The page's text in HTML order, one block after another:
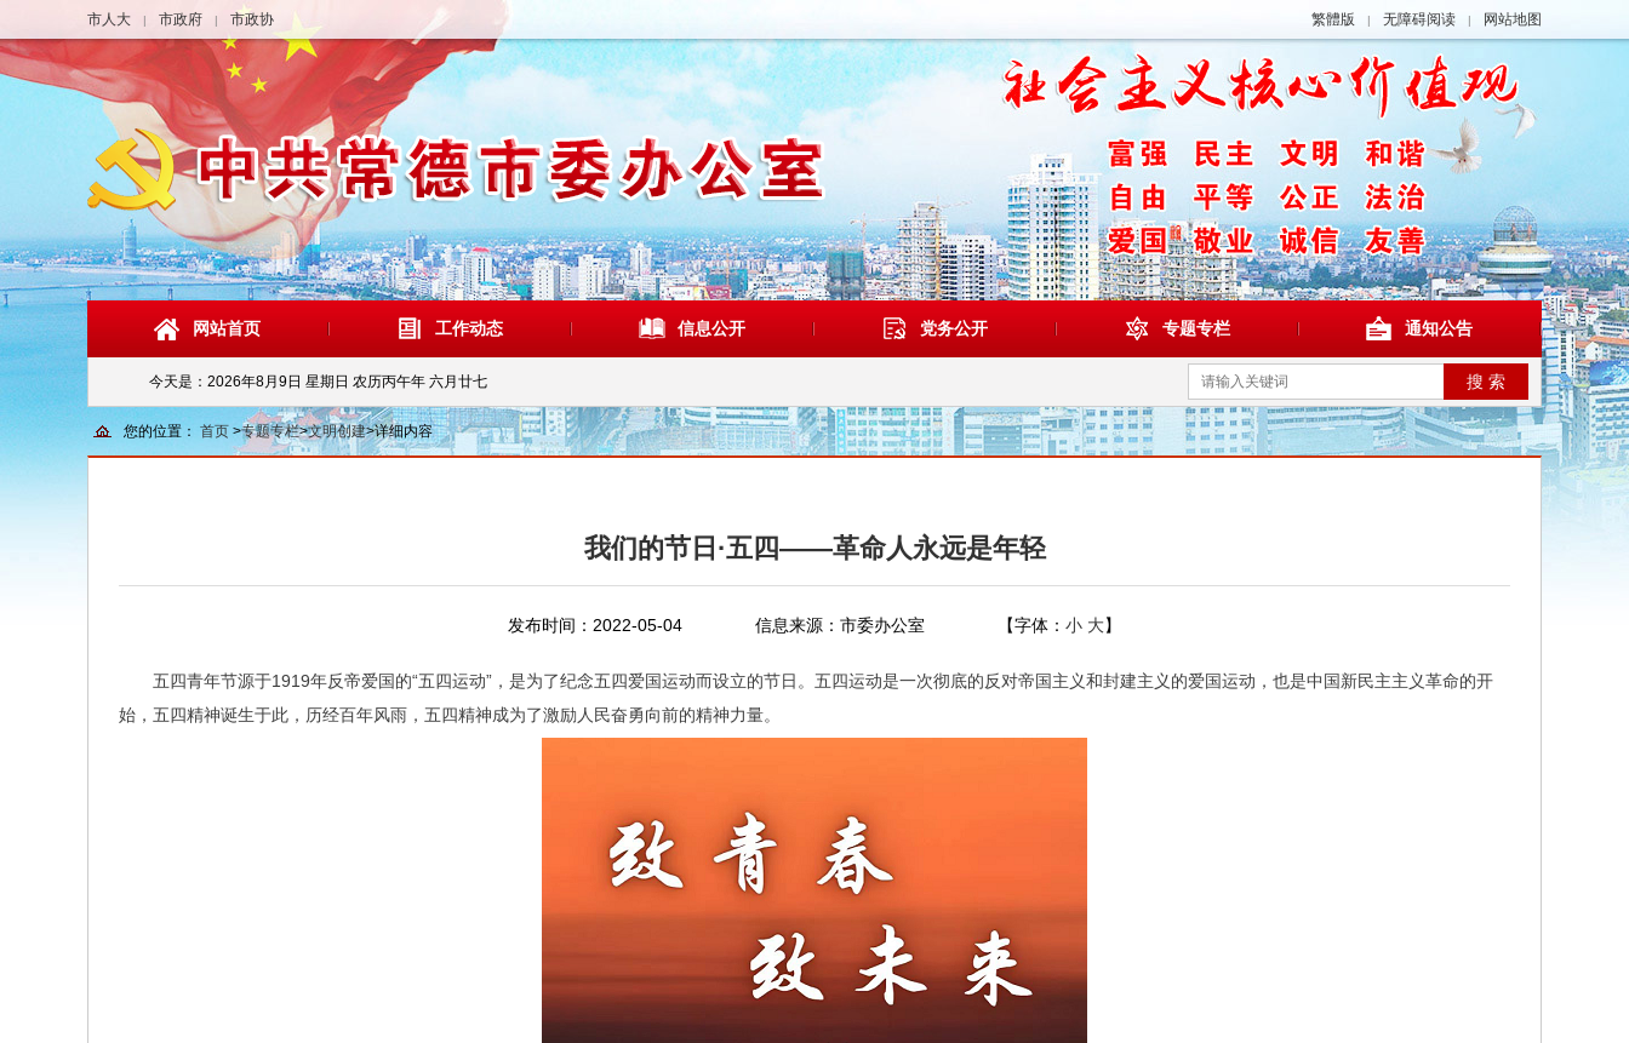
市人大 | 市政府 | 市政协 繁體版 | 无障碍阅读 | 网站地图
网站首页 工作动态 信息公开 党务公开 专题专栏 通知公告
今天是： 2026年8月9日 星期日 农历丙午年 六月廿七 搜 索
您的位置： 首页 >专题专栏>文明创建>详细内容
我们的节日·五四——革命人永远是年轻
发布时间：2022-05-04 信息来源：市委办公室 【字体： 小 大】
五四青年节源于1919年反帝爱国的“五四运动”，是为了纪念五四爱国运动而设立的节日。五四运动是一次彻底的反对帝国主义和封建主义的爱国运动，也是中国新民主主义革命的开
始，五四精神诞生于此，历经百年风雨，五四精神成为了激励人民奋勇向前的精神力量。